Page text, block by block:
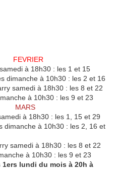
: les 1 et 15
à 10h30 : les 2 et 16
à 18h30 : les 8 et 22
: les 9 et 23
MARS
: les 1, 15 et 29
à 10h30 : les 2, 16 et
18h30 : les 8 et 22
: les 9 et 23
lundi du mois à 20h à